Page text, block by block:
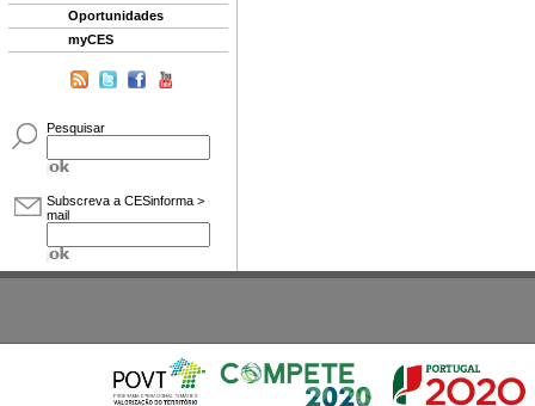
Oportunidades
myCES
Pesquisar
Subscreva a CESinforma >
mail